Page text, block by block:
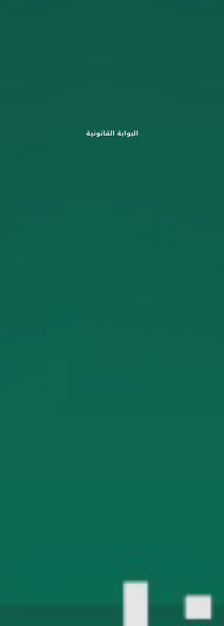
البوابة القانونية